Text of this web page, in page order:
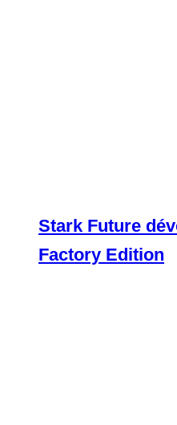
Stark Future
Factory Edition